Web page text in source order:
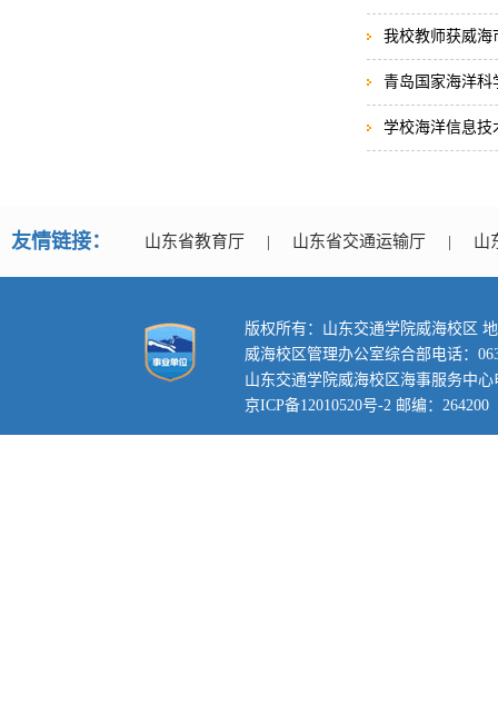
我校教师获威海
青岛国家海洋科
学校海洋信息技
友情链接： 山东省教育厅 | 山东省交通运输厅 | 山
版权所有：山东交通学院威海校区
威海校区管理办公室综合部电话：
山东交通学院威海校区海事服务中心
京ICP备12010520号-2 邮编：264200